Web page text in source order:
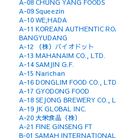
A-08 CHUNG YANG FOODS
A-09 Squeezin
A-10 WE;HADA
A-11 KOREAN AUTHENTIC
BANGYUDANG
A-12 （株）バイオドット
A-13 MAHANAIM CO., LTD.
A-14 SAMJIN G.F.
A-15 Narichan
A-16 DONGLIM FOOD CO.,
A-17 GYODONG FOOD
A-18 SEJONG BREWERY CO.,
A-19 JK GLOBAL INC.
A-20 大栄食品（株）
A-21 FINE GINSENG FT
B-01 SAMAH INTERNATIONAL